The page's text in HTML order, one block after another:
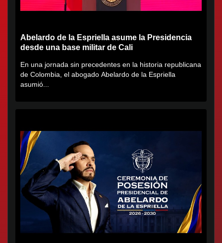
Abelardo de la Espriella asume la Presidencia
desde una base militar de Cali
En una jornada sin precedentes en la historia republicana
de Colombia, el abogado Abelardo de la Espriella
asumió...